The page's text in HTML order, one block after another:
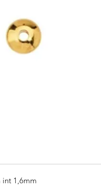
int 1,6mm